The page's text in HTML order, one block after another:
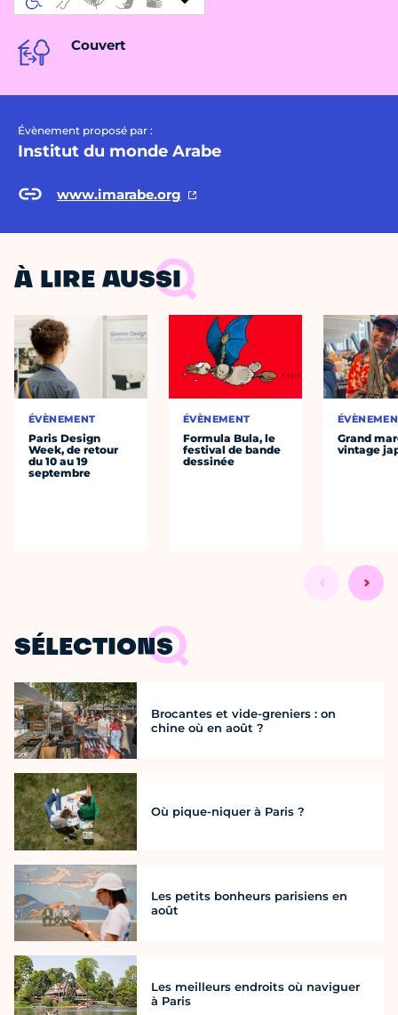
Couvert
Évènement proposé par :
Institut du monde Arabe
www.imarabe.org
À LIRE AUSSI
ÉVÈNEMENT
Paris Design
Week, de retour
du 10 au 19
septembre
ÉVÈNEMENT
Formula Bula, le
festival de bande
dessinée
Grand
vintage
SÉLECTIONS
Brocantes et vide-greniers : on
chine où en août ?
Où pique-niquer à Paris ?
Les petits bonheurs parisiens en
août
Les meilleurs endroits où naviguer
à Paris